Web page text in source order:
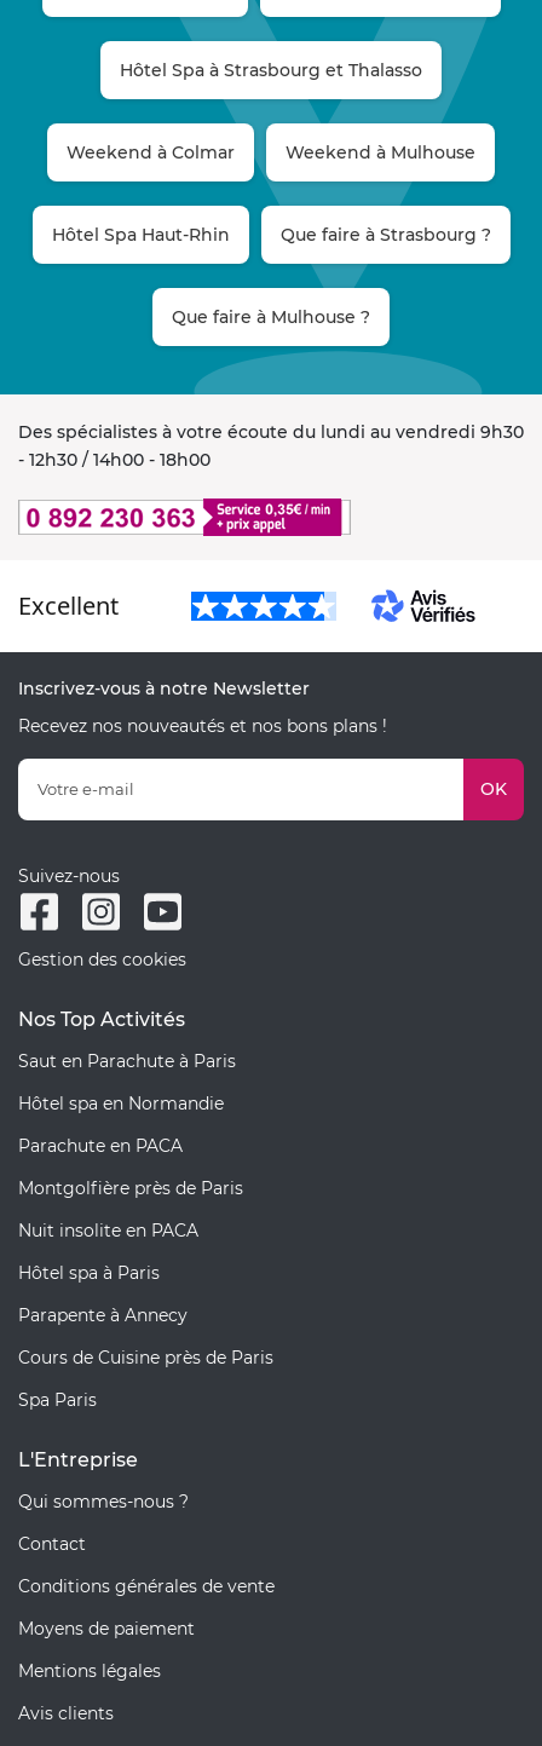
Hôtel Spa à Strasbourg et Thalasso
Weekend à Colmar Weekend à Mulhouse
Hôtel Spa Haut-Rhin Que faire à Strasbourg ?
Que faire à Mulhouse ?
Des spécialistes à votre écoute du lundi au vendredi 9h30
- 12h30 / 14h00 - 18h00
Excellent
Inscrivez-vous à notre Newsletter
Recevez nos nouveautés et nos bons plans !
OK
Suivez-nous
Gestion des cookies
Nos Top Activités
Saut en Parachute à Paris
Hôtel spa en Normandie
Parachute en PACA
Montgolfière près de Paris
Nuit insolite en PACA
Hôtel spa à Paris
Parapente à Annecy
Cours de Cuisine près de Paris
Spa Paris
L'Entreprise
Qui sommes-nous ?
Contact
Conditions générales de vente
Moyens de paiement
Mentions légales
Avis clients